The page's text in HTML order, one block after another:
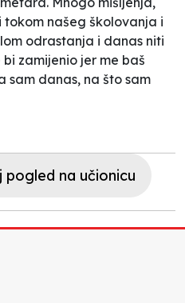
tokom našeg školovanja i
odrastanja i danas niti
zamijenio jer me baš
sam danas, na što sam
na učionicu